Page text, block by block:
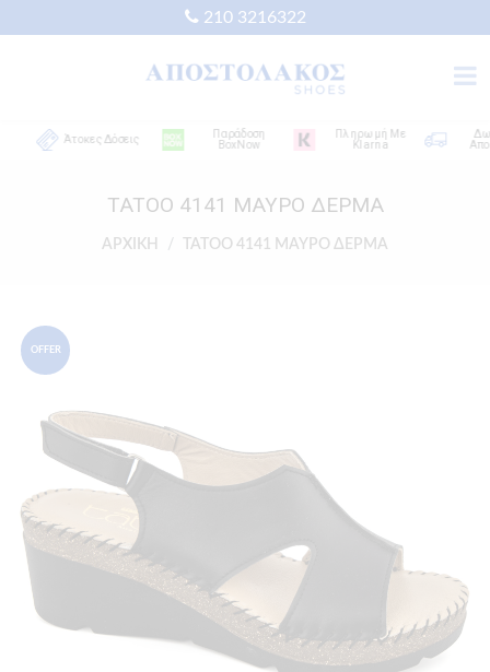
210 3216322
Άτοκες Δόσεις
Παράδοση
BoxNow
Πληρωμή Με
Klarna
TATOO 4141 ΜΑΥΡΟ ΔΕΡΜΑ
ΑΡΧΙΚΗ TATOO 4141 ΜΑΥΡΟ ΔΕΡΜΑ
OFFER